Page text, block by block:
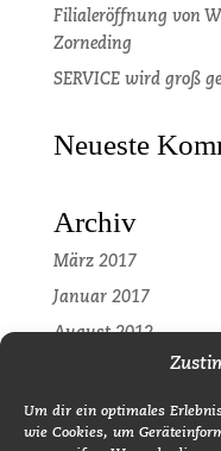
Um dir ein optimales
wie Cookies, um
Filialeröffnung von
Zorneding
SERVICE wird groß
Neueste
Archiv
März 2017
Januar 2017
August 2012
Kategorien
Pressemitteilung